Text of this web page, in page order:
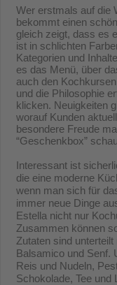
Wer erstmals auf die
bekommt einen
gleich zeigt, dass es
ist in schlichten
Kategorien und
es das Menü, über
auch den
und die Philosophie
klicken. Neuigkeiten
worauf Kunden
besondere Freude
“Geschenkbox”
Interessant ist
die eine moderne
wenn man sich für
immer neue Dinge
Estella nicht nur
Zusammen können
Zutaten sind
Balsamico und Senf.
Reis und Nudeln,
Schokolade, Tee und